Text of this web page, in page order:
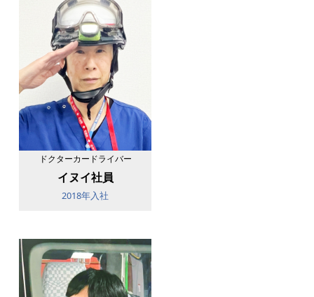
ドクターカードライバー
イヌイ社員
2018年入社